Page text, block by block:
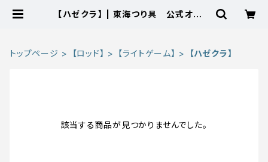
【ハゼクラ】 | 東海つり具 公式オンラ
トップページ 【ロッド】 【ライトゲーム】 【ハゼクラ】
該当する商品が見つかりませんでした。